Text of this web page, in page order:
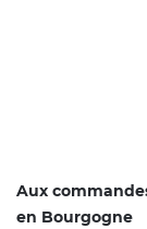
Aux
en Bourgogne